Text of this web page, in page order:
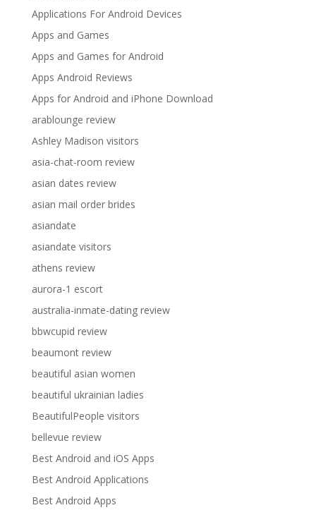
Applications For Android Devices
Apps and Games
Apps and Games for Android
Apps Android Reviews
Apps for Android and iPhone Download
arablounge review
Ashley Madison visitors
asia-chat-room review
asian dates review
asian mail order brides
asiandate
asiandate visitors
athens review
aurora-1 escort
australia-inmate-dating review
bbwcupid review
beaumont review
beautiful asian women
beautiful ukrainian ladies
BeautifulPeople visitors
bellevue review
Best Android and iOS Apps
Best Android Applications
Best Android Apps